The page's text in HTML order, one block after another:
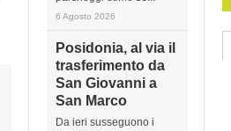
6 Agosto 2026
Posidonia, al via il
trasferimento da
San Giovanni a
San Marco
Da ieri susseguono i